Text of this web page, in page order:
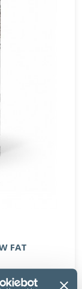
FAT